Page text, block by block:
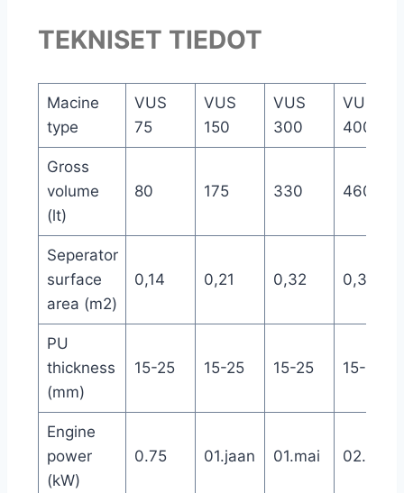
TEKNISET TIEDOT
Macine
type
VUS
75
VUS
150
VUS
300
VUS
400
Gross
volume
(lt)
80 175 330 460
Seperator
surface
area (m2)
0,14 0,21 0,32 0,39
PU
thickness
(mm)
15-25 15-25 15-25 15-25
Engine
power
(kW)
0.75 01.jaan 01.mai